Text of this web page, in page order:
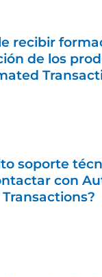
recibir
de los
soporte
con
Transactions?